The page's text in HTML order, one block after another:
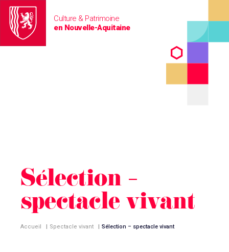
Culture & Patrimoine
en Nouvelle-Aquitaine
Sélection –
spectacle vivant
Accueil | Spectacle vivant | Sélection – spectacle vivant